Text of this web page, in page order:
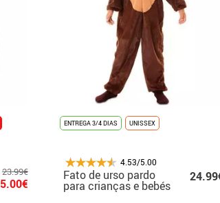
23.99€
5.00€
ENTREGA 3/4 DIAS UNISSEX
4.53/5.00
Fato de urso pardo
para crianças e bebés